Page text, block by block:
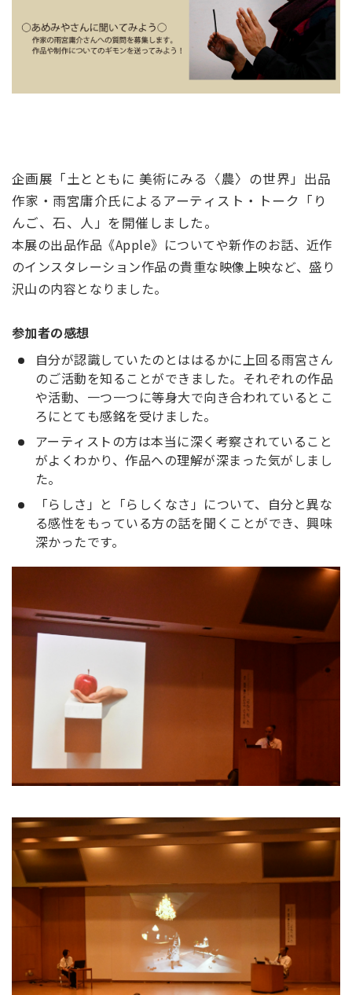
企画展「土とともに 美術にみる〈農〉の世界」出品
作家・雨宮庸介氏によるアーティスト・トーク「り
んご、石、人」を開催しました。
本展の出品作品《Apple》についてや新作のお話、近作
のインスタレーション作品の貴重な映像上映など、盛り
沢山の内容となりました。
参加者の感想
自分が認識していたのとははるかに上回る雨宮さん
のご活動を知ることができました。それぞれの作品
や活動、一つ一つに等身大で向き合われているとこ
ろにとても感銘を受けました。
アーティストの方は本当に深く考察されていること
がよくわかり、作品への理解が深まった気がしまし
た。
「らしさ」と「らしくなさ」について、自分と異な
る感性をもっている方の話を聞くことができ、興味
深かったです。